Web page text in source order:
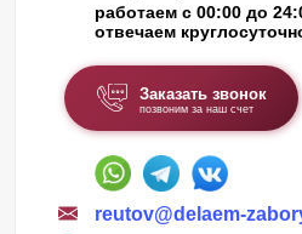
работаем с 00:00 до
отвечаем
Заказать звонок
позвоним за наш счет
reutov@delaem-